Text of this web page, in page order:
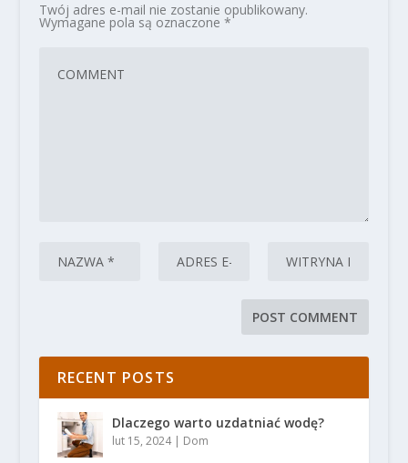
Twój adres e-mail nie zostanie opublikowany.
Wymagane pola są oznaczone *
RECENT POSTS
Dlaczego warto uzdatniać wodę?
lut 15, 2024| Dom